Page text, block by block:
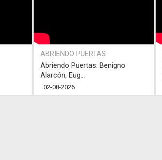
ABRIENDO PUERTAS
Abriendo Puertas: Benigno
Alarcón, Eug...
02-08-2026